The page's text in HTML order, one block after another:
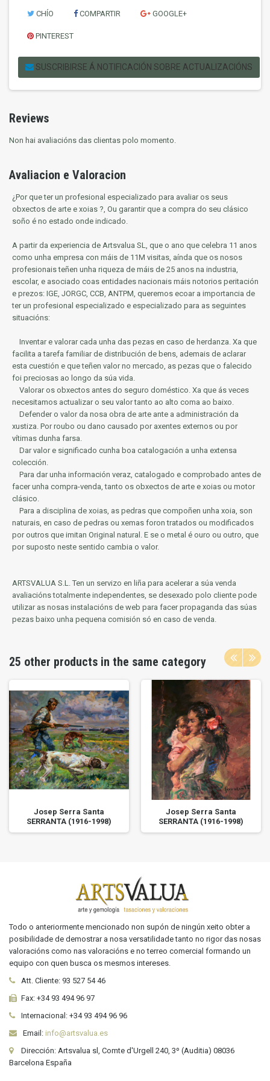
CHÍO COMPARTIR GOOGLE+
PINTEREST
SUSCRIBIRSE Á NOTIFICACIÓN SOBRE ACTUALIZACIÓNS
Reviews
Non hai avaliacións das clientas polo momento.
Avaliacion e Valoracion
¿Por que ter un profesional especializado para avaliar os seus
obxectos de arte e xoias ?, Ou garantir que a compra do seu clásico
soño é no estado onde indicado.
A partir da experiencia de Artsvalua SL, que o ano que celebra 11 anos
como unha empresa con máis de 11M visitas, aínda que os nosos
profesionais teñen unha riqueza de máis de 25 anos na industria,
escolar, e asociado coas entidades nacionais máis notorios peritación
e prezos: IGE, JORGC, CCB, ANTPM, queremos ecoar a importancia de
ter un profesional especializado e especializado para as seguintes
situacións:
Inventar e valorar cada unha das pezas en caso de herdanza. Xa que
facilita a tarefa familiar de distribución de bens, ademais de aclarar
esta cuestión e que teñen valor no mercado, as pezas que o falecido
foi preciosas ao longo da súa vida.
Valorar os obxectos antes do seguro doméstico. Xa que ás veces
necesitamos actualizar o seu valor tanto ao alto coma ao baixo.
Defender o valor da nosa obra de arte ante a administración da
xustiza. Por roubo ou dano causado por axentes externos ou por
vítimas dunha farsa.
Dar valor e significado cunha boa catalogación a unha extensa
colección.
Para dar unha información veraz, catalogado e comprobado antes de
facer unha compra-venda, tanto os obxectos de arte e xoias ou motor
clásico.
Para a disciplina de xoias, as pedras que compoñen unha xoia, son
naturais, en caso de pedras ou xemas foron tratados ou modificados
por outros que imitan Original natural. E se o metal é ouro ou outro, que
por suposto neste sentido cambia o valor.
ARTSVALUA S.L. Ten un servizo en liña para acelerar a súa venda
avaliacións totalmente independentes, se desexado polo cliente pode
utilizar as nosas instalacións de web para facer propaganda das súas
pezas baixo unha pequena comisión só en caso de venda.
25 other products in the same category
Josep Serra Santa
SERRANTA (1916-1998)
Josep Serra Santa
SERRANTA (1916-1998)
Todo o anteriormente mencionado non supón de ningún xeito obter a
posibilidade de demostrar a nosa versatilidade tanto no rigor das nosas
valoracións como nas valoracións e no terreo comercial formando un
equipo con quen busca os mesmos intereses.
Att. Cliente: 93 527 54 46
Fax: +34 93 494 96 97
Internacional: +34 93 494 96 96
Email: info@artsvalua.es
Dirección: Artsvalua sl, Comte d'Urgell 240, 3º (Auditia) 08036
Barcelona España